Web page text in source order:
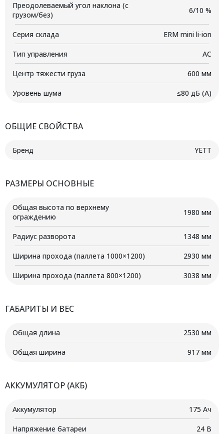
Преодолеваемый угол наклона (с
грузом/без)
6/10 %
Серия склада ERM mini li-ion
Тип управления AC
Центр тяжести груза 600 мм
Уровень шума ≤80 дБ (А)
ОБЩИЕ СВОЙСТВА
Бренд YETT
РАЗМЕРЫ ОСНОВНЫЕ
Общая высота по верхнему
ограждению
1980 мм
Радиус разворота 1348 мм
Ширина прохода (паллета 1000×1200) 2930 мм
Ширина прохода (паллета 800×1200) 3038 мм
ГАБАРИТЫ И ВЕС
Общая длина 2530 мм
Общая ширина 917 мм
АККУМУЛЯТОР (АКБ)
Аккумулятор 175 Ач
Напряжение батареи 24 B